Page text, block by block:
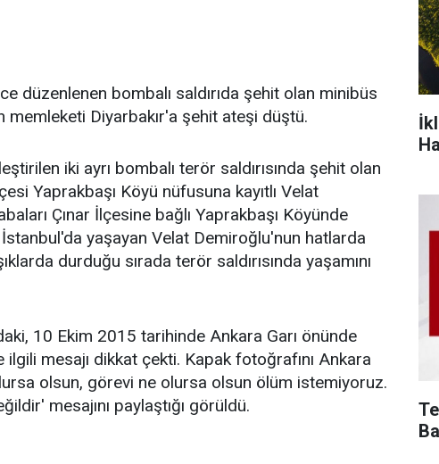
düzenlenen bombalı saldırıda şehit olan minibüs
Diyarbakır'a şehit ateşi düştü.
iki ayrı bombalı terör saldırısında şehit olan
Yaprakbaşı Köyü nüfusuna kayıtlı Velat
Çınar İlçesine bağlı Yaprakbaşı Köyünde
yaşayan Velat Demiroğlu'nun hatlarda
durduğu sırada terör saldırısında yaşamını
10 Ekim 2015 tarihinde Ankara Garı önünde
ilgili mesajı dikkat çekti. Kapak fotoğrafını Ankara
olsun, görevi ne olursa olsun ölüm istemiyoruz.
mesajını paylaştığı görüldü.